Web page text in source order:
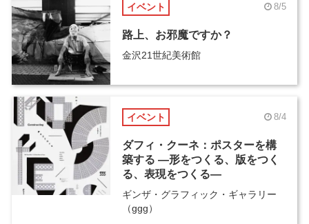
イベント 8/5
路上、お邪魔ですか？
金沢21世紀美術館
イベント 8/4
ダフィ・クーネ：ポスターを構
築する ―形をつくる、版をつく
る、表現をつくる―
ギンザ・グラフィック・ギャラリー
（ggg）